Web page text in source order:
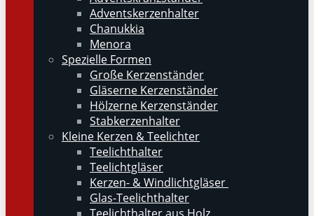
Adventskerzenhalter
Chanukkia
Menora
Spezielle Formen
Große Kerzenständer
Gläserne Kerzenständer
Hölzerne Kerzenständer
Stabkerzenhalter
Kleine Kerzen & Teelichter
Teelichthalter
Teelichtgläser
Kerzen- & Windlichtgläser
Glas-Teelichthalter